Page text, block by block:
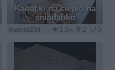
Kanapki na ciepło na
śniadanko
1.6k 2 0
mania233